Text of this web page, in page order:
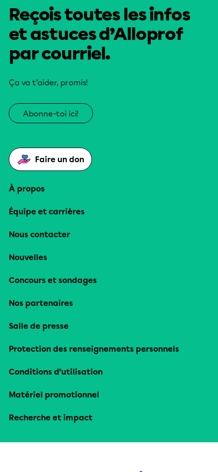
Reçois toutes les infos
et astuces d’Alloprof
par courriel.
Ça va t’aider, promis!
Abonne-toi ici!
Faire un don
À propos
Équipe et carrières
Nous contacter
Nouvelles
Concours et sondages
Nos partenaires
Salle de presse
Protection des renseignements personnels
Conditions d’utilisation
Matériel promotionnel
Recherche et impact